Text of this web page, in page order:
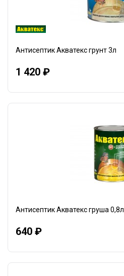
Антисептик Акватекс грунт 3л
1 420 ₽
Антисептик Акватекс груша 0,8л
640 ₽